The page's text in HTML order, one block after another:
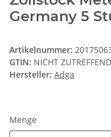
Germany 5
Artikelnummer:
GTIN: NICHT ZUTREFFEND
Hersteller: Adga
Menge